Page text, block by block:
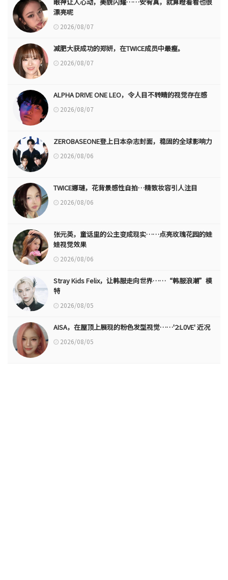
漂亮呢
2026/08/07
减肥大获成功的郑妍，在TWICE成员中最瘦。
2026/08/07
ALPHA DRIVE ONE LEO，令人目不转睛的视觉存在感
2026/08/07
ZEROBASEONE登上日本杂志封面，稳固的全球影响力
2026/08/06
TWICE娜璉，花背景感性自拍…精致妆容引人注目
2026/08/06
张元英，童话里的公主变成现实……点亮玫瑰花园的娃
娃视觉效果
2026/08/06
Stray Kids Felix，让韩服走向世界……“韩服浪潮”模
特
2026/08/05
AISA，在屋顶上展现的粉色发型视觉……'2:L0VE' 近况
2026/08/05